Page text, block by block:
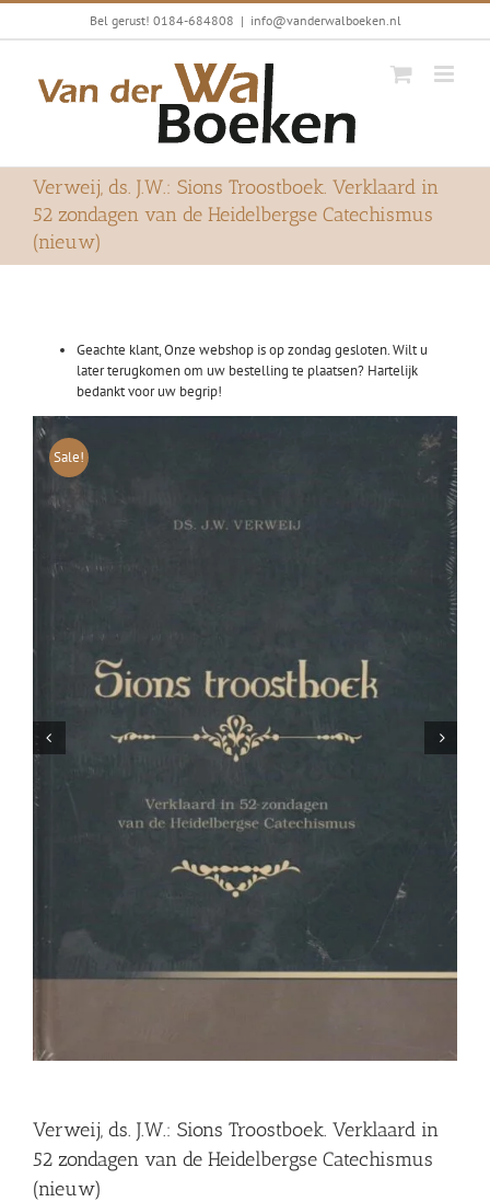
Ga
Bel gerust! 0184-684808 | info@vanderwalboeken.nl
Verweij, ds. J.W.: Sions Troostboek. Verklaard in
52 zondagen van de Heidelbergse Catechismus
(nieuw)
Geachte klant, Onze webshop is op zondag gesloten. Wilt u
later terugkomen om uw bestelling te plaatsen? Hartelijk
bedankt voor uw begrip!
Sale!
Verweij, ds. J.W.: Sions Troostboek. Verklaard in
52 zondagen van de Heidelbergse Catechismus
(nieuw)